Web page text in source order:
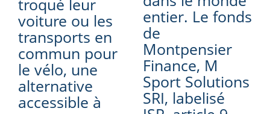
voiture ou les
transports en
commun pour
le vélo, une
alternative
accessible à
entier. Le fonds
de
Montpensier
Finance, M
Sport Solutions
SRI, labelisé